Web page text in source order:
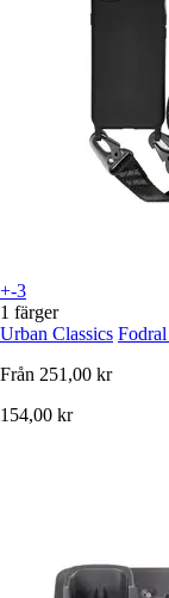
+-3
1 färger
Urban Classics
Från 251,00 kr
154,00 kr